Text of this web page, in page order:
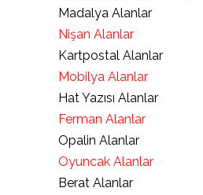
Madalya Alanlar
Nişan Alanlar
Kartpostal Alanlar
Mobilya Alanlar
Hat Yazısı Alanlar
Ferman Alanlar
Opalin Alanlar
Oyuncak Alanlar
Berat Alanlar